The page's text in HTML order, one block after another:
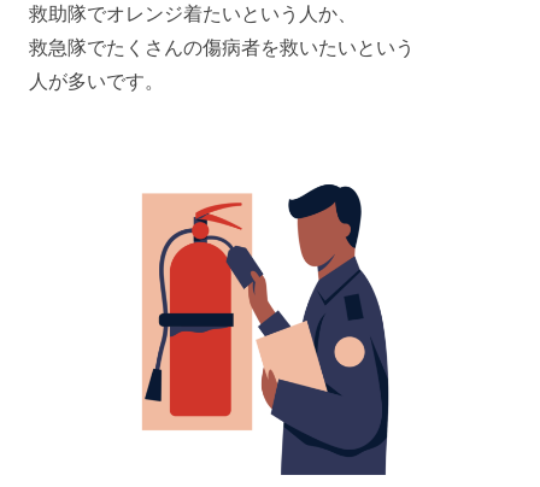
救助隊でオレンジ着たいという人か、
救急隊でたくさんの傷病者を救いたいという
人が多いです。